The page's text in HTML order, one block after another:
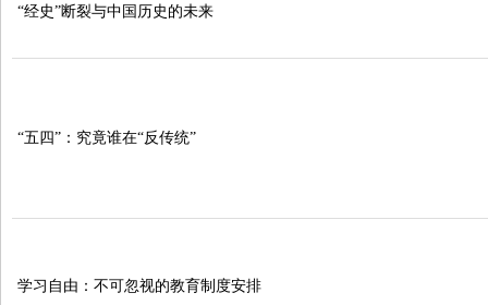
“经史”断裂与中国历史的未来
“五四”：究竟谁在“反传统”
学习自由：不可忽视的教育制度安排